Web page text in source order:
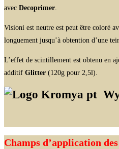
avec Decoprimer.
Visioni est neutre est peut être coloré
longuement jusqu’à obtention d’une
L’effet de scintillement est obtenu en
additif Glitter (120g pour 2,5l).
Champs d’application